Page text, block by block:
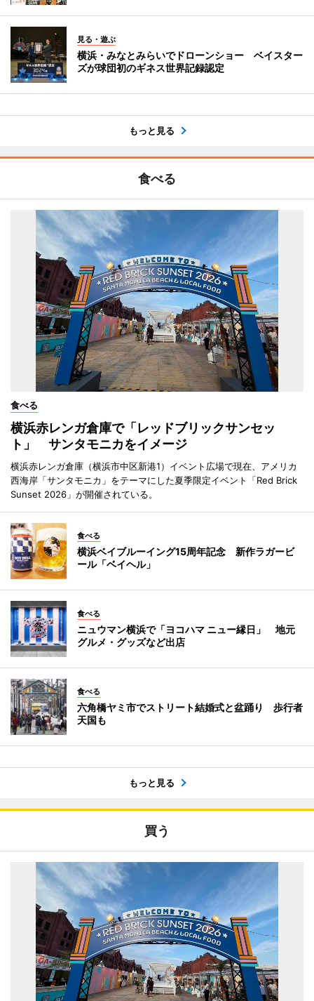
見る・遊ぶ
横浜・みなとみらいでドローンショー ベイスター
ズが球団初のギネス世界記録認定
もっと見る
食べる
食べる
横浜赤レンガ倉庫で「レッドブリックサンセッ
ト」 サンタモニカをイメージ
横浜赤レンガ倉庫（横浜市中区新港1）イベント広場で現在、アメリカ
西海岸「サンタモニカ」をテーマにした夏季限定イベント「Red Brick
Sunset 2026」が開催されている。
食べる
横浜ベイブルーイング15周年記念 新作ラガービ
ール「ベイヘル」
食べる
ニュウマン横浜で「ヨコハマ ニュー縁日」 地元
グルメ・グッズなど出店
食べる
六角橋ヤミ市でストリート結婚式と盆踊り 歩行者
天国も
もっと見る
買う